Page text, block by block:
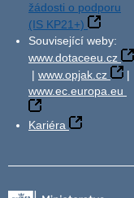
žádosti o podporu
(IS KP21+)
Související weby:
www.dotaceeu.cz
| www.opjak.cz
|
www.ec.europa.eu
Kariéra